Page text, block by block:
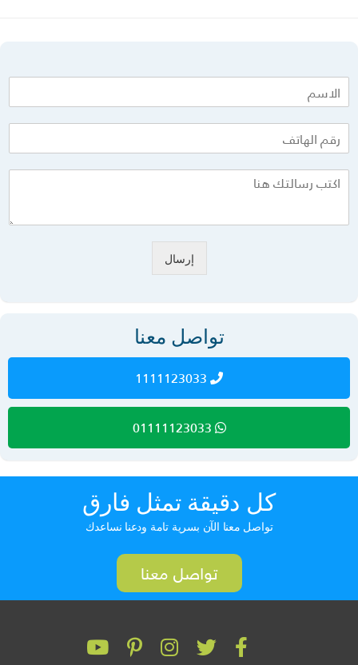
إرسال
تواصل معنا
1111123033
01111123033
كل دقيقة تمثل فارق
تواصل معنا الآن بسرية تامة ودعنا نساعدك
تواصل معنا